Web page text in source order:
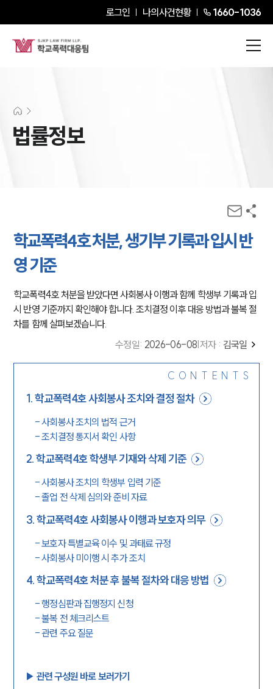
로그인 나의사건현황 1660-1036
법률정보
학교폭력4호 처분, 생기부 기록과 입시 반
영 기준
학교폭력4호 처분을 받았다면 사회봉사 이행과 함께 학생부 기록과 입
시 반영 기준까지 확인해야 합니다. 조치결정 이후 대응 방법과 불복 절
차를 함께 살펴보겠습니다.
수정일: 2026-06-08 저자 : 김국일
CONTENTS
1.학교폭력4호 사회봉사 조치와 결정 절차
-사회봉사 조치의 법적 근거
-조치결정 통지서 확인 사항
2.학교폭력4호 학생부 기재와 삭제 기준
-사회봉사 조치의 학생부 입력 기준
-졸업 전 삭제 심의와 준비 자료
3.학교폭력4호 사회봉사 이행과 보호자 의무
-보호자 특별교육 이수 및 과태료 규정
-사회봉사 미이행 시 추가 조치
4.학교폭력4호 처분 후 불복 절차와 대응 방법
-행정심판과 집행정지 신청
-불복 전 체크리스트
-관련 주요 질문
▶︎ 관련 구성원 바로 보러가기